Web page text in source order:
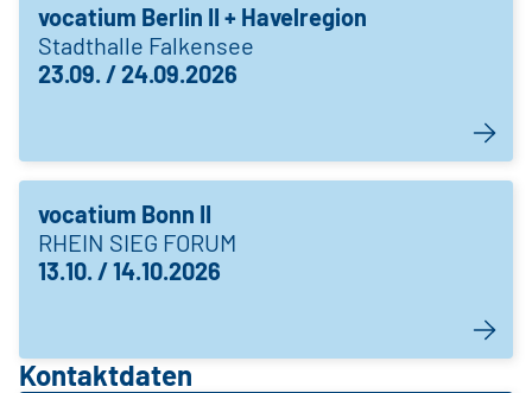
vocatium Berlin II + Havelregion
Stadthalle Falkensee
23.09. / 24.09.2026
vocatium Bonn II
RHEIN SIEG FORUM
13.10. / 14.10.2026
Kontaktdaten